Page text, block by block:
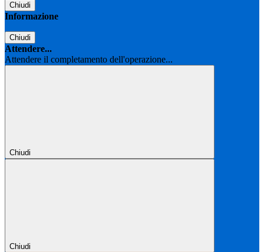
Chiudi
Informazione
Chiudi
Attendere...
Attendere il completamento dell'operazione...
Chiudi
Chiudi